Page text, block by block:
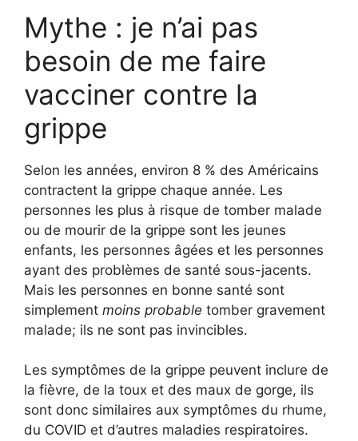
Mythe : je n’ai pas
besoin de me faire
vacciner contre la
grippe
Selon les années, environ 8 % des Américains
contractent la grippe chaque année. Les
personnes les plus à risque de tomber malade
ou de mourir de la grippe sont les jeunes
enfants, les personnes âgées et les personnes
ayant des problèmes de santé sous-jacents.
Mais les personnes en bonne santé sont
simplement moins probable tomber gravement
malade; ils ne sont pas invincibles.
Les symptômes de la grippe peuvent inclure de
la fièvre, de la toux et des maux de gorge, ils
sont donc similaires aux symptômes du rhume,
du COVID et d’autres maladies respiratoires.